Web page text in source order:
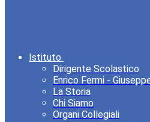
Istituto
Dirigente Scolastico
Enrico Fermi -
La Storia
Chi Siamo
Organi Collegiali